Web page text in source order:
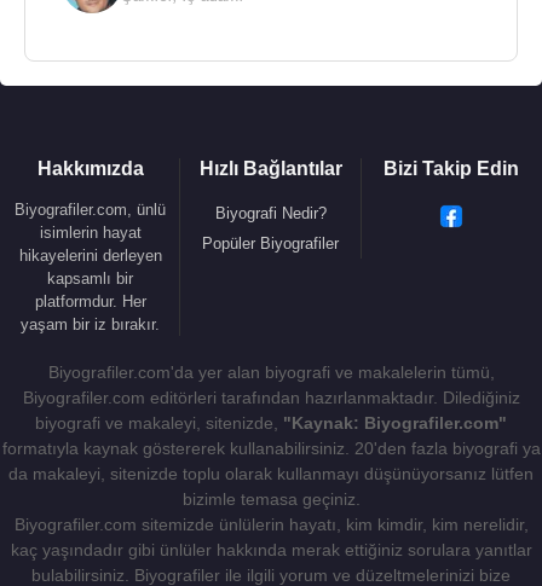
Hakkımızda
Biyografiler.com, ünlü
isimlerin hayat
hikayelerini derleyen
kapsamlı bir
platformdur. Her
yaşam bir iz bırakır.
Hızlı Bağlantılar
Biyografi Nedir?
Popüler Biyografiler
Bizi Takip Edin
Biyografiler.com'da yer alan biyografi ve makalelerin tümü,
Biyografiler.com editörleri tarafından hazırlanmaktadır. Dilediğiniz
biyografi ve makaleyi, sitenizde, "Kaynak: Biyografiler.com"
formatıyla kaynak göstererek kullanabilirsiniz. 20'den fazla biyografi ya
da makaleyi, sitenizde toplu olarak kullanmayı düşünüyorsanız lütfen
bizimle temasa geçiniz.
Biyografiler.com sitemizde ünlülerin hayatı, kim kimdir, kim nerelidir,
kaç yaşındadır gibi ünlüler hakkında merak ettiğiniz sorulara yanıtlar
bulabilirsiniz. Biyografiler ile ilgili yorum ve düzeltmelerinizi bize